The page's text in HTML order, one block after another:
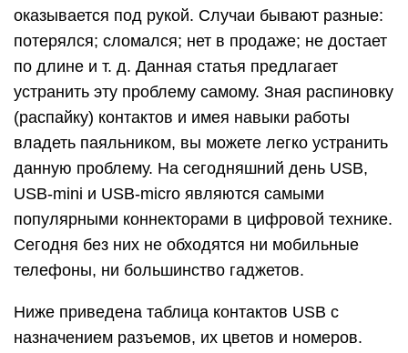
оказывается под рукой. Случаи бывают разные:
потерялся; сломался; нет в продаже; не достает
по длине и т. д. Данная статья предлагает
устранить эту проблему самому. Зная распиновку
(распайку) контактов и имея навыки работы
владеть паяльником, вы можете легко устранить
данную проблему. На сегодняшний день USB,
USB-mini и USB-micro являются самыми
популярными коннекторами в цифровой технике.
Сегодня без них не обходятся ни мобильные
телефоны, ни большинство гаджетов.
Ниже приведена таблица контактов USB с
назначением разъемов, их цветов и номеров.